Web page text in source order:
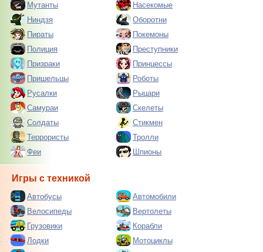
Мутанты
Насекомые
Ниндзя
Оборотни
Пираты
Покемоны
Полиция
Преступники
Призраки
Принцессы
Пришельцы
Роботы
Русалки
Рыцари
Самураи
Скелеты
Солдаты
Стикмен
Террористы
Тролли
Феи
Шпионы
Игры с техникой
Автобусы
Автомобили
Велосипеды
Вертолеты
Грузовики
Корабли
Лодки
Мотоциклы